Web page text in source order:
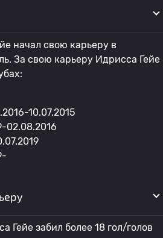
начал свою карьеру в
За свою карьеру Идрисса Гейе
10.07.2015
02.08.2016
Гейе забил более 18 гол/голов